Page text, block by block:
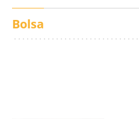
Bolsa